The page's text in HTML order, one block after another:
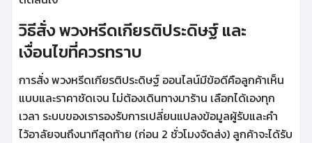
วิธีสั่ง พวงหรีดเกียรติประดิษฐ์ และ
เงื่อนไขที่ควรทราบ
การสั่ง พวงหรีดเกียรติประดิษฐ์ ออนไลน์มีข้อดีคือลูกค้าเห็น
แบบและราคาชัดเจน ไม่ต้องเดินทางมาร้าน เลือกได้เองทุก
เวลา ระบบของเรารองรับการเปลี่ยนแปลงข้อมูลผู้รับและคำ
ไว้อาลัยจนถึงนาทีสุดท้าย (ก่อน 2 ชั่วโมงจัดส่ง) ลูกค้าจะได้รับ